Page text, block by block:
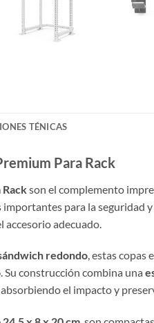
TÉNICAS
Para Rack
Rackson el complemento
importantes para la seguridad
accesorio adecuado.
redondo, estas copas
. Su construcción combina una
el impacto y